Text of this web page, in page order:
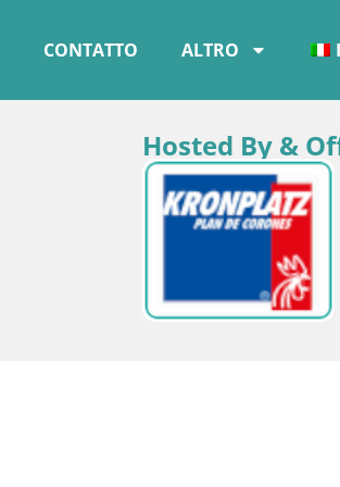
CONTATTO ALTRO
Hosted By &